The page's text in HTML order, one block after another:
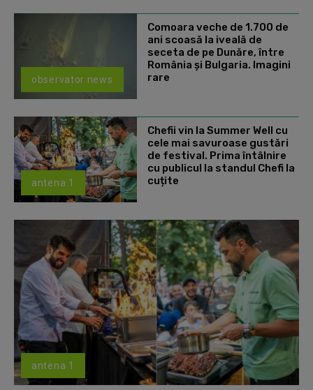
observator news
Comoara veche de 1.700 de
ani scoasă la iveală de
seceta de pe Dunăre, între
România şi Bulgaria. Imagini
rare
antena 1
Chefii vin la Summer Well cu
cele mai savuroase gustări
de festival. Prima întâlnire
cu publicul la standul Chefi la
cuțite
antena 1